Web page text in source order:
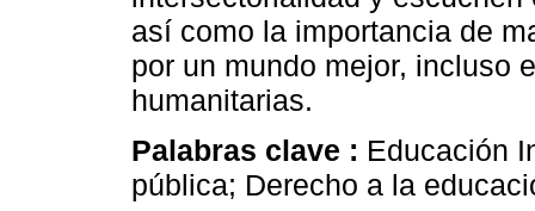
así como la importancia de
por un mundo mejor, incluso
humanitarias.
Palabras clave : Educación
pública; Derecho a la